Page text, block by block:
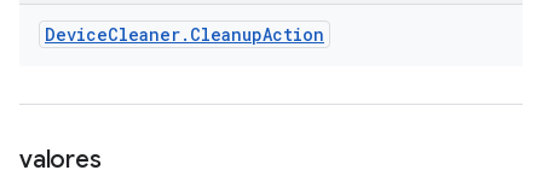
DeviceCleaner. CleanupAction
valores